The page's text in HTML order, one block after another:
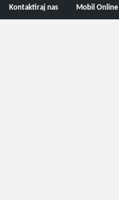
Kontaktiraj nas Mobil Online